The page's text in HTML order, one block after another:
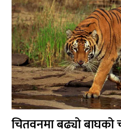
चितवनमा बढ्यो